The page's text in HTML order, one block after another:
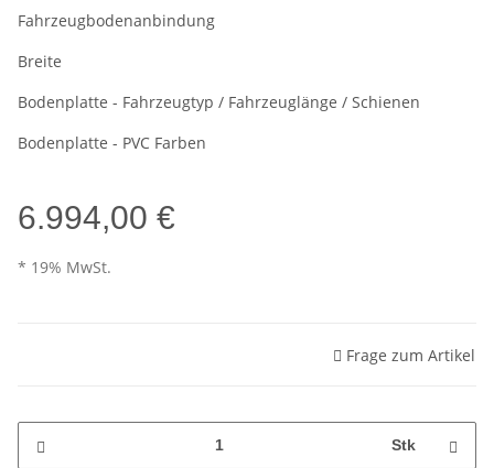
Fahrzeugbodenanbindung
Breite
Bodenplatte - Fahrzeugtyp / Fahrzeuglänge / Schienen
Bodenplatte - PVC Farben
6.994,00 €
* 19% MwSt.
Frage zum Artikel
Stk